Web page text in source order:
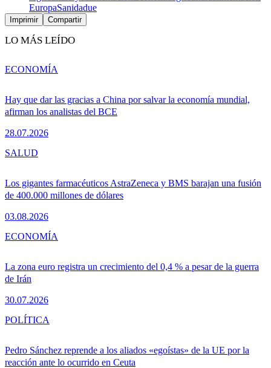
EuropaSanidadue
Imprimir Compartir
LO MÁS LEÍDO
Hay que dar las gracias a China por salvar la economía mundial,
afirman los analistas del BCE
28.07.2026
ECONOMÍA
Los gigantes farmacéuticos AstraZeneca y BMS barajan una fusión
de 400.000 millones de dólares
03.08.2026
SALUD
La zona euro registra un crecimiento del 0,4 % a pesar de la guerra
de Irán
30.07.2026
ECONOMÍA
Pedro Sánchez reprende a los aliados «egoístas» de la UE por la
reacción ante lo ocurrido en Ceuta
POLÍTICA